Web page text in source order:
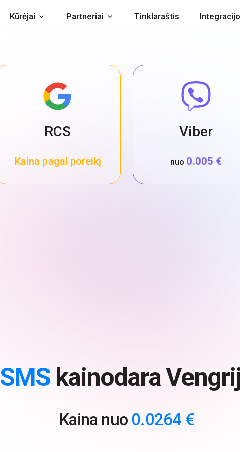
Kūrėjai Partneriai Tinklaraštis
RCS
Kaina pagal poreikį
Viber
nuo 0.005 €
SMS kainodara
Kaina nuo 0.0264 €